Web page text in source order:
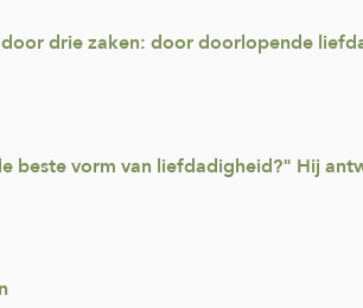
drie zaken: door doorlopende
beste vorm van liefdadigheid?" Hij